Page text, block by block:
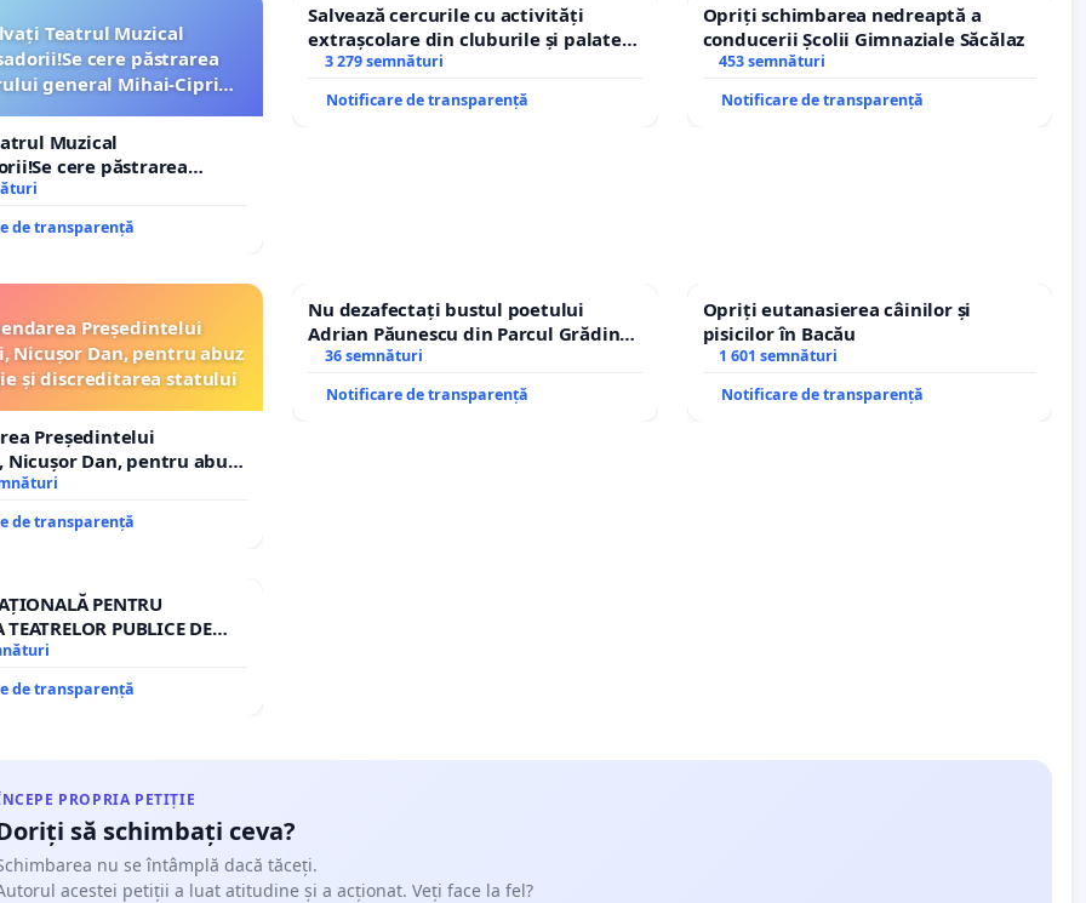
Teatrul Muzical
cere păstrarea
general Mihai-Ciprian
Muzical
cere păstrarea
general Mihai-Ciprian
de transparență
Salvează cercurile cu activități
extrașcolare din cluburile și palatele
copiilor
3 279 semnături
Notificare de transparență
Opriți schimbarea nedreaptă a
conducerii Școlii Gimnaziale Săcălaz
453 semnături
Notificare de transparență
Președintelui
Nicușor Dan, pentru abuz
și discreditarea statului
Președintelui
Nicușor Dan, pentru abuz
și discreditarea statului
de transparență
Nu dezafectați bustul poetului
Adrian Păunescu din Parcul Grădina
Icoanei! Stop cenzurii culturale!
36 semnături
Notificare de transparență
Opriți eutanasierea câinilor și
pisicilor în Bacău
1 601 semnături
Notificare de transparență
PENTRU
TEATRELOR PUBLICE DE
DIN ROMÂNIA
de transparență
PROPRIA PETIȚIE
să schimbați ceva?
nu se întâmplă dacă tăceți.
acestei petiții a luat atitudine și a acționat. Veți face la fel?